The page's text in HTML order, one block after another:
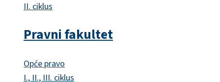
II. ciklus
Pravni fakultet
Opće pravo
I., II., III. ciklus